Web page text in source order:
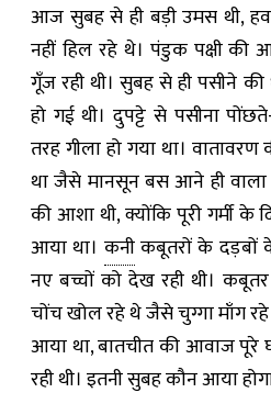
आज सुबह से ही बड़ी उमस थी,
नहीं हिल रहे थे। पंडुक पक्षी की
गूँज रही थी। सुबह से ही पसीने की
हो गई थी। दुपट्टे से पसीना
तरह गीला हो गया था।
था जैसे मानसून बस आने ही वाला
की आशा थी, क्योंकि पूरी गर्मी के
आया था। कनीकबूतरों के दड़बों
नए बच्चों को देख रही थी।
चोंच खोल रहे थे जैसे चुग्गा माँग रहे
आया था, बातचीत की आवाज
रही थी। इतनी सुबह कौन आया